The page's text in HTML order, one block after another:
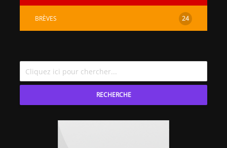
BRÈVES 24
RECHERCHE